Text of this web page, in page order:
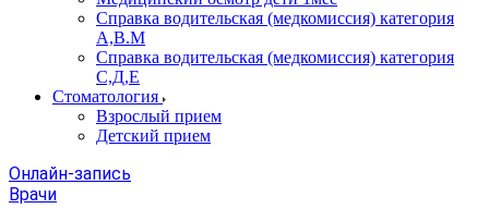
Справка водительская (медкомиссия) категория
А,В.М
Справка водительская (медкомиссия) категория
С,Д,Е
Стоматология
Взрослый прием
Детский прием
Онлайн-запись
Врачи